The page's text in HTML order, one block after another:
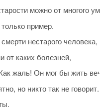
можно от многого
пример.
нестарого человека,
от каких болезней,
жаль! Он мог бы жить
но никто так не говорит.